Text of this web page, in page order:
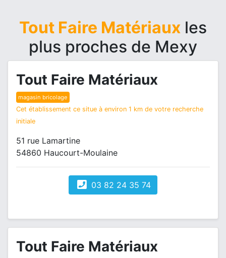
Tout Faire Matériaux les
plus proches de Mexy
Tout Faire Matériaux
magasin bricolage
Cet établissement ce situe à environ 1 km de votre recherche
initiale
51 rue Lamartine
54860 Haucourt-Moulaine
03 82 24 35 74
Tout Faire Matériaux